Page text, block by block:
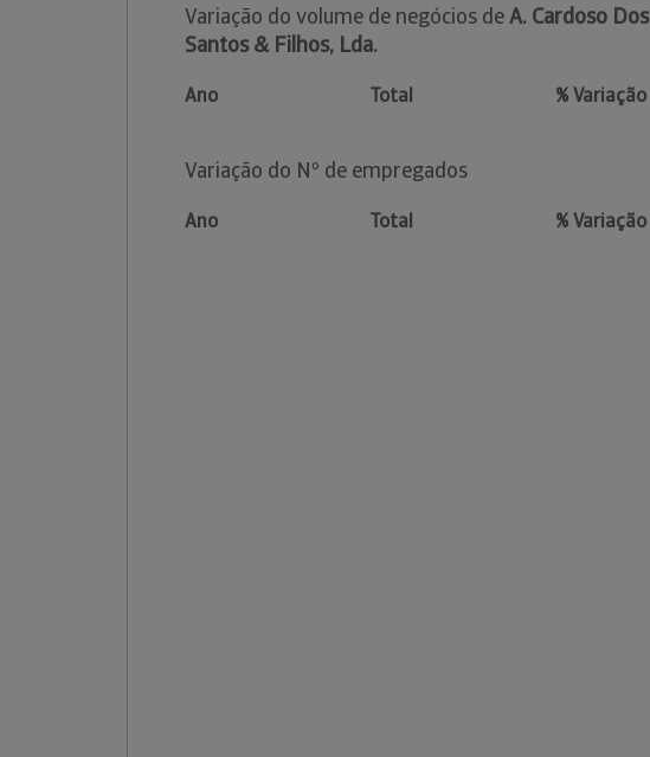
Variação do volume de negócios deA. Cardoso Dos
Santos & Filhos, Lda.
Ano Total % Variação
Variação do Nº de empregados
Ano Total % Variação